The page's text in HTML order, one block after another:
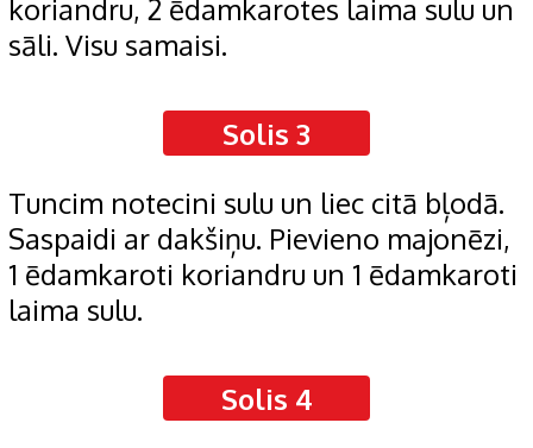
koriandru, 2 ēdamkarotes laima sulu un
sāli. Visu samaisi.
Solis 3
Tuncim notecini sulu un liec citā bļodā.
Saspaidi ar dakšiņu. Pievieno majonēzi,
1 ēdamkaroti koriandru un 1 ēdamkaroti
laima sulu.
Solis 4